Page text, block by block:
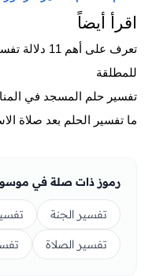
اقرأ أيضاً
تعرف على
للمطلقة
تفسير حلم المسجد في
ما تفسير الحلم بعد صلاة
رموز ذات صلة في
تفسير الجنة
تفسير الصلاة